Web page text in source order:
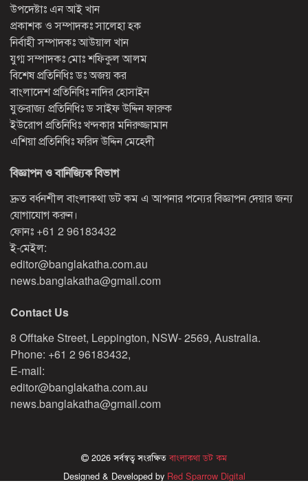
উপদেষ্টাঃ এন আই খান
প্রকাশক ও সম্পাদকঃ সালেহা হক
নির্বাহী সম্পাদকঃ আউয়াল খান
যুগ্ম সম্পাদকঃ মোঃ শফিকুল আলম
বিশেষ প্রতিনিধিঃ ডঃ অজয় কর
বাংলাদেশ প্রতিনিধিঃ নাদির হোসাইন
যুক্তরাজ্য প্রতিনিধিঃ ড সাইফ উদ্দিন ফারুক
ইউরোপ প্রতিনিধিঃ খন্দকার মনিরুজ্জামান
এশিয়া প্রতিনিধিঃ ফরিদ উদ্দিন মেহেদী
বিজ্ঞাপন ও বানিজ্যিক বিভাগ
দ্রুত বর্ধনশীল বাংলাকথা ডট কম এ আপনার পন্যের বিজ্ঞাপন দেয়ার জন্য
যোগাযোগ করুন।
ফোনঃ +61 2 96183432
ই-মেইল:
editor@banglakatha.com.au
news.banglakatha@gmail.com
Contact Us
8 Offtake Street, Leppington, NSW- 2569, Australia.
Phone: +61 2 96183432,
E-mail:
editor@banglakatha.com.au
news.banglakatha@gmail.com
2026 সর্বস্বত্ব সংরক্ষিতবাংলাকথা ডট কম
Designed & Developed by Red Sparrow Digital